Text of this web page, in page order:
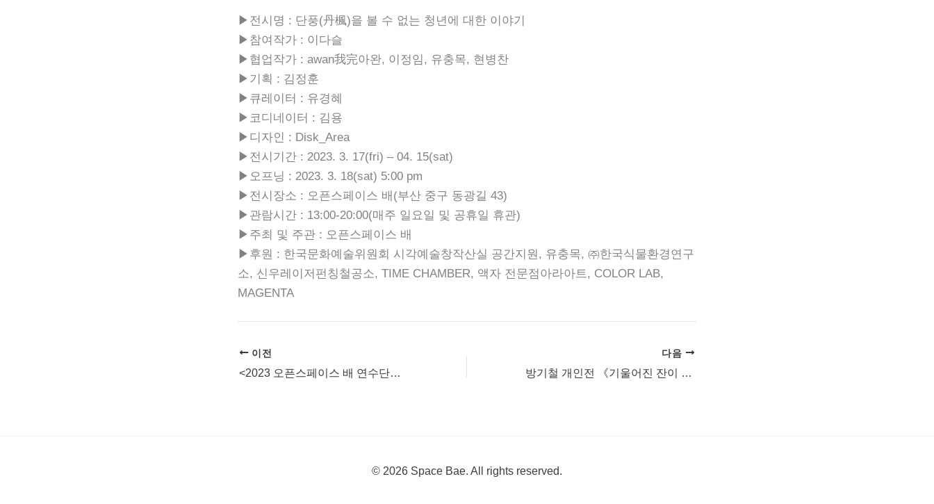
▶전시명 : 단풍(丹楓)을 볼 수 없는 청년에 대한 이야기
▶참여작가 : 이다슬
▶협업작가 : awan我完아완, 이정임, 유충목, 현병찬
▶기획 : 김정훈
▶큐레이터 : 유경혜
▶코디네이터 : 김용
▶디자인 : Disk_Area
▶전시기간 : 2023. 3. 17(fri) – 04. 15(sat)
▶오프닝 : 2023. 3. 18(sat) 5:00 pm
▶전시장소 : 오픈스페이스 배(부산 중구 동광길 43)
▶관람시간 : 13:00-20:00(매주 일요일 및 공휴일 휴관)
▶주최 및 주관 : 오픈스페이스 배
▶후원 : 한국문화예술위원회 시각예술창작산실 공간지원, 유충목, ㈜한국식물환경연구
소, 신우레이저펀칭철공소, TIME CHAMBER, 액자 전문점아라아트, COLOR LAB,
MAGENTA
이전
<2023 오픈스페이스 배 연수단원 모집 공고>
다음
방기철 개인전 《기울어진 잔이 한 잔이 되기까지》
© 2026 Space Bae. All rights reserved.